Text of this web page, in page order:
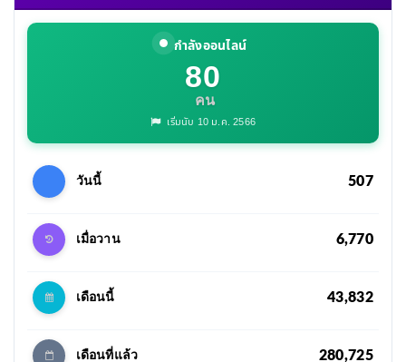
กำลังออนไลน์
80
คน
เริ่มนับ 10 ม.ค. 2566
วันนี้ 507
เมื่อวาน 6,770
เดือนนี้ 43,832
เดือนที่แล้ว 280,725